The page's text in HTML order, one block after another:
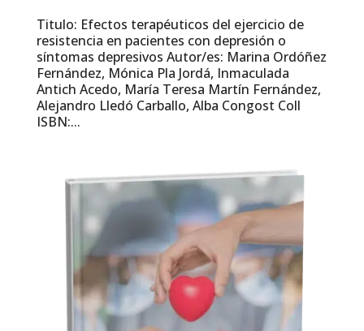
Titulo: Efectos terapéuticos del ejercicio de
resistencia en pacientes con depresión o
síntomas depresivos Autor/es: Marina Ordóñez
Fernández, Mónica Pla Jordá, Inmaculada
Antich Acedo, María Teresa Martín Fernández,
Alejandro Lledó Carballo, Alba Congost Coll
ISBN:...